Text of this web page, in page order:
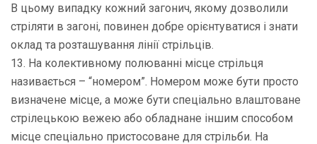
В цьому випадку кожний загонич, якому дозволили
стріляти в загоні, повинен добре орієнтуватися і знати
оклад та розташування лінії стрільців.
13. На колективному полюванні місце стрільця
називається – “номером”. Номером може бути просто
визначене місце, а може бути спеціально влаштоване
стрілецькою вежею або обладнане іншим способом
місце спеціально пристосоване для стрільби. На